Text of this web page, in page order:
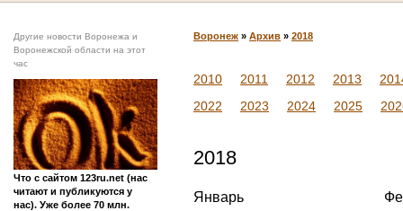
Другие новости Воронежа и
Воронежской области на этот
час
Что с сайтом 123ru.net (нас
читают и публикуются у
нас). Уже более 70 млн.
Воронеж » Архив » 2018
2010 2011 2012 2013
2022
2023 2024 2025
2018
Январь